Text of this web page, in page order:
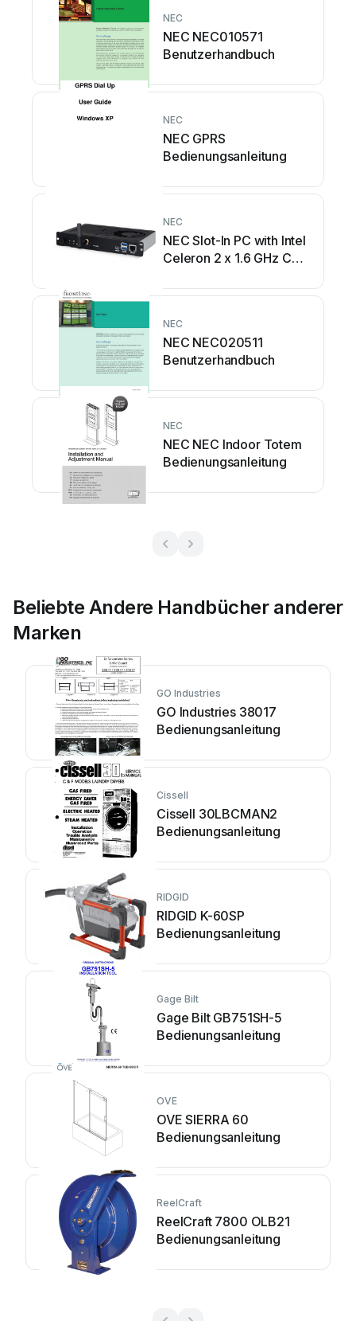
NEC
NEC NEC010571
Benutzerhandbuch
NEC
NEC GPRS
Bedienungsanleitung
NEC
NEC Slot-In PC with Intel
Celeron 2 x 1.6 GHz CPU
Bedienungsanleitung
NEC
NEC NEC020511
Benutzerhandbuch
NEC
NEC NEC Indoor Totem
Bedienungsanleitung
Beliebte Andere Handbücher anderer
Marken
GO Industries
GO Industries 38017
Bedienungsanleitung
Cissell
Cissell 30LBCMAN2
Bedienungsanleitung
RIDGID
RIDGID K-60SP
Bedienungsanleitung
Gage Bilt
Gage Bilt GB751SH-5
Bedienungsanleitung
OVE
OVE SIERRA 60
Bedienungsanleitung
ReelCraft
ReelCraft 7800 OLB21
Bedienungsanleitung